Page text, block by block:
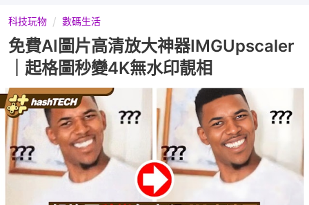
科技玩物 數碼生活
免費AI圖片高清放大神器IMGUpscaler
｜起格圖秒變4K無水印靚相